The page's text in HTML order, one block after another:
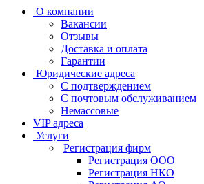
О компании
Вакансии
Отзывы
Доставка и оплата
Гарантии
Юридические адреса
С подтверждением
С почтовым обслуживанием
Немассовые
VIP адреса
Услуги
Регистрация фирм
Регистрация OOO
Регистрация НКО